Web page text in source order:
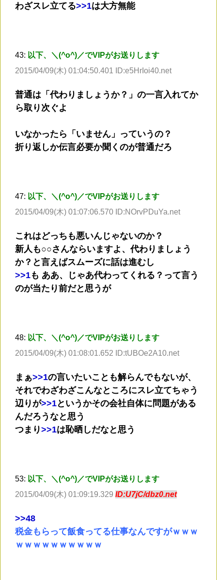
わざスレ立てる>>1は大方無能
43: 以下、＼(^o^)／でVIPがお送りします
2015/04/09(木) 01:04:50.401 ID:e5HrIoi40.net
普通は「代わりましょうか？」の一言入れてか
ら取り次ぐよ
いなかったら「いません」っていうの？
折り返しか伝言必要か聞くのが普通だろ
47: 以下、＼(^o^)／でVIPがお送りします
2015/04/09(木) 01:07:06.570 ID:NOrvPDuYa.net
これはどっちも悪いんじゃないのか？
新人も○○さんならいますよ、代わりましょう
か？と言えばスムーズに話は進むし
>>1も ああ、じゃあ代わってくれる？って言う
のが当たり前だと思うが
48: 以下、＼(^o^)／でVIPがお送りします
2015/04/09(木) 01:08:01.652 ID:tUBOe2A10.net
まぁ>>1の言いたいことも解らんでもないが、
それでわざわざこんなところにスレ立てちゃう
辺りが>>1というかその会社自体に問題がある
んだろうなと思う
つまり>>1は恥晒しだなと思う
53: 以下、＼(^o^)／でVIPがお送りします
2015/04/09(木) 01:09:19.329 ID:U7jC/dbz0.net
>>48
税金もらって飯食ってる仕事なんですがｗｗｗ
ｗｗｗｗｗｗｗｗｗｗ